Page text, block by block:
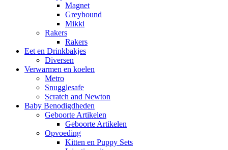
Magnet
Greyhound
Mikki
Rakers
Rakers
Eet en Drinkbakjes
Diversen
Verwarmen en koelen
Metro
Snugglesafe
Scratch and Newton
Baby Benodigdheden
Geboorte Artikelen
Geboorte Artikelen
Opvoeding
Kitten en Puppy Sets